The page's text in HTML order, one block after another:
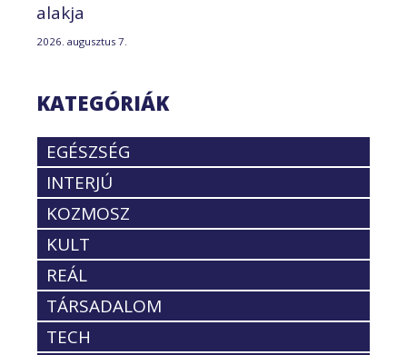
alakja
2026. augusztus 7.
KATEGÓRIÁK
EGÉSZSÉG
INTERJÚ
KOZMOSZ
KULT
REÁL
TÁRSADALOM
TECH